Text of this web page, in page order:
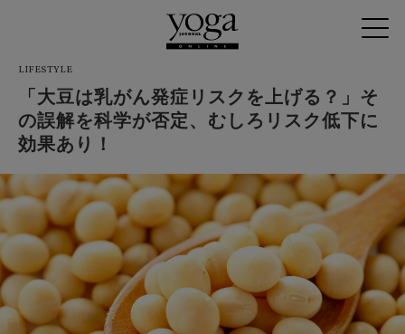
LIFESTYLE
「大豆は乳がん発症リスクを上げる？」そ
の誤解を科学が否定、むしろリスク低下に
効果あり！